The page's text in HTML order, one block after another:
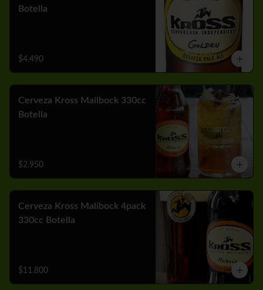
Botella
$4.490
Cerveza Kross Mailbock 330cc
Botella
$2.950
Cerveza Kross Malibock 4pack
330cc Botella
$11.800